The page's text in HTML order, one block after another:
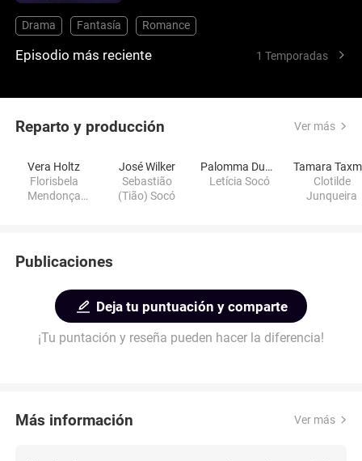
Drama Fantasía Romance
Episodio más reciente 1 Temporadas
Reparto y producción Ver más
Vera Holtz
Florisbela
Mendonça
José Wilker
Sebastião
(Tião) Socó
Palomma Duarte
Letícia Socó
Clotilde
Junqueira
Publicaciones
Deja tu puntuación y comparte
¡Tu puntación y reseña pueden hacer la diferencia!
Más información Ver más